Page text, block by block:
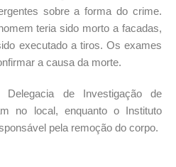
sobre a forma do crime.
teria sido morto a facadas,
executado a tiros. Os exames
a causa da morte.
de Investigação de
no local, enquanto o Instituto
pela remoção do corpo.